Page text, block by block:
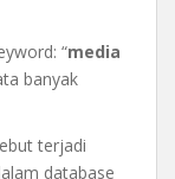
“media
banyak
terjadi
database